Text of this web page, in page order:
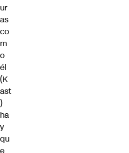
ur
as
co
m
o
él
(K
ast
)
ha
y
qu